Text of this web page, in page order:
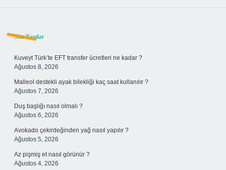
Sidebar
Son Yazılar
Kuveyt Türk’te EFT transfer ücretleri ne kadar ?
Ağustos 8, 2026
Malleol destekli ayak bilekliği kaç saat kullanılır ?
Ağustos 7, 2026
Duş başlığı nasıl olmalı ?
Ağustos 6, 2026
Avokado çekirdeğinden yağ nasıl yapılır ?
Ağustos 5, 2026
Az pişmiş et nasıl görünür ?
Ağustos 4, 2026